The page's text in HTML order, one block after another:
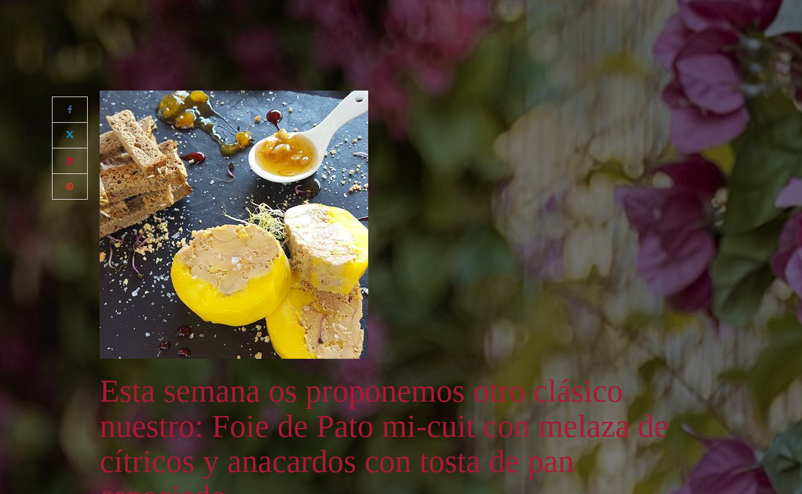
Esta semana os proponemos otro clásico
nuestro: Foie de Pato mi-cuit con melaza de
cítricos y anacardos con tosta de pan